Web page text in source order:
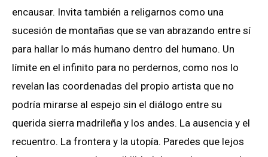
encausar. Invita también a religarnos como una
sucesión de montañas que se van abrazando entre sí
para hallar lo más humano dentro del humano. Un
límite en el infinito para no perdernos, como nos lo
revelan las coordenadas del propio artista que no
podría mirarse al espejo sin el diálogo entre su
querida sierra madrileña y los andes. La ausencia y el
recuentro. La frontera y la utopía. Paredes que lejos